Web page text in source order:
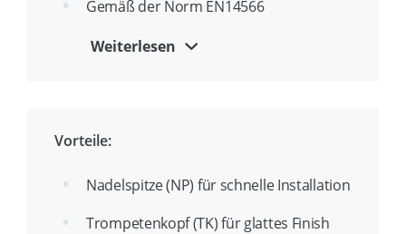
Gemäß der Norm EN14566
SX-Gravur für einfache und schnelle
Weiterlesen
Vorteile:
Nadelspitze (NP) für schnelle Installation
Trompetenkopf (TK) für glattes Finish